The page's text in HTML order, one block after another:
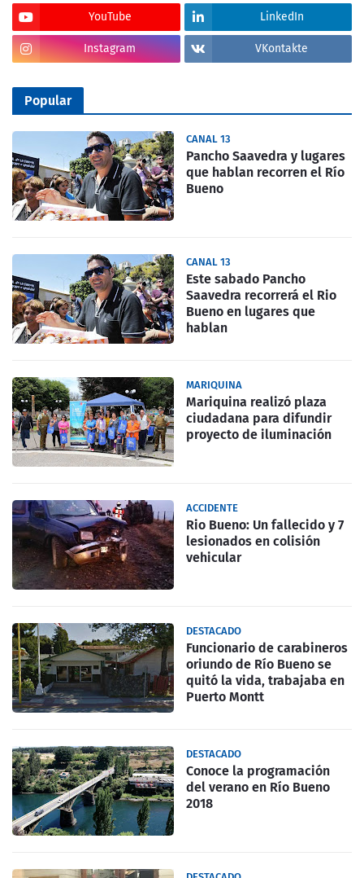
YouTube LinkedIn
Instagram VKontakte
Popular
CANAL 13
Pancho Saavedra y lugares
que hablan recorren el Río
Bueno
CANAL 13
Este sabado Pancho
Saavedra recorrerá el Rio
Bueno en lugares que
hablan
MARIQUINA
Mariquina realizó plaza
ciudadana para difundir
proyecto de iluminación
ACCIDENTE
Rio Bueno: Un fallecido y 7
lesionados en colisión
vehicular
DESTACADO
Funcionario de carabineros
oriundo de Río Bueno se
quitó la vida, trabajaba en
Puerto Montt
DESTACADO
Conoce la programación
del verano en Río Bueno
2018